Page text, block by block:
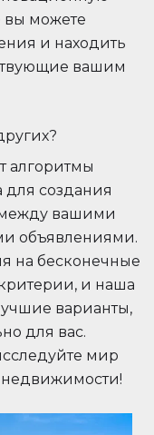
вы можете
и находить
вашим
алгоритмы
для создания
между вашими
объявлениями.
на бесконечные
и наша
варианты,
для вас.
мир
недвижимости!